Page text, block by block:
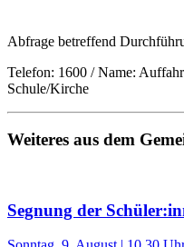
Abfrage betreffend
Telefon: 1600 / Name:
Schule/Kirche
Weiteres aus dem
Segnung der